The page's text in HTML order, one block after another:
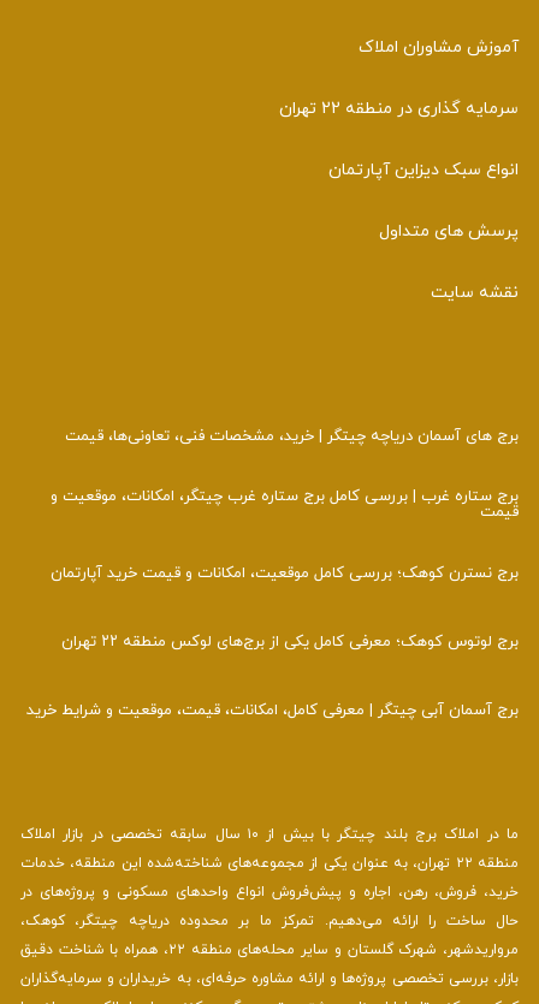
آموزش مشاوران املاک
سرمایه گذاری در منطقه 22 تهران
انواع سبک دیزاین آپارتمان
پرسش های متداول
نقشه سایت
برج‌ های آسمان دریاچه چیتگر | خرید، مشخصات فنی، تعاونی‌ها، قیمت
برج ستاره غرب | بررسی کامل برج ستاره غرب چیتگر، امکانات، موقعیت و
قیمت
برج نسترن کوهک؛ بررسی کامل موقعیت، امکانات و قیمت خرید آپارتمان
برج لوتوس کوهک؛ معرفی کامل یکی از برج‌های لوکس منطقه ۲۲ تهران
برج آسمان آبی چیتگر | معرفی کامل، امکانات، قیمت، موقعیت و شرایط خرید
ما در املاک برج بلند چیتگر با بیش از ۱۰ سال سابقه تخصصی در بازار املاک
منطقه ۲۲ تهران، به عنوان یکی از مجموعه‌های شناخته‌شده این منطقه، خدمات
خرید، فروش، رهن، اجاره و پیش‌فروش انواع واحدهای مسکونی و پروژه‌های در
حال ساخت را ارائه می‌دهیم. تمرکز ما بر محدوده دریاچه چیتگر، کوهک،
مرواریدشهر، شهرک گلستان و سایر محله‌های منطقه ۲۲، همراه با شناخت دقیق
بازار، بررسی تخصصی پروژه‌ها و ارائه مشاوره حرفه‌ای، به خریداران و سرمایه‌گذاران